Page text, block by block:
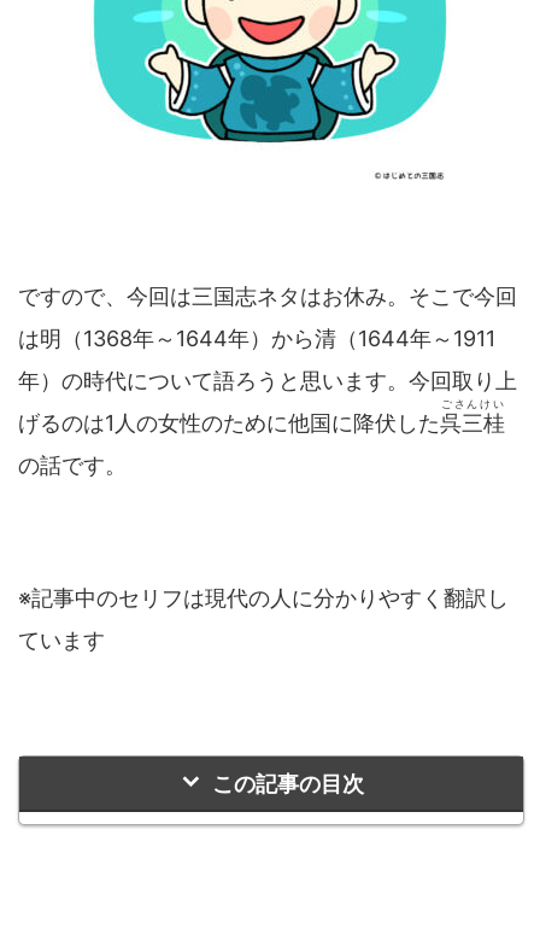
ですので、今回は三国志ネタはお休み。そこで今回
は明（1368年～1644年）から清（1644年～1911
年）の時代について語ろうと思います。今回取り上
げるのは1人の女性のために他国に降伏した呉三桂
ごさんけい
の話です。
※記事中のセリフは現代の人に分かりやすく翻訳し
ています
この記事の目次